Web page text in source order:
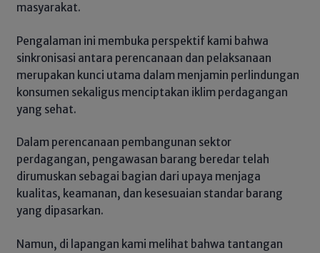
masyarakat.
Pengalaman ini membuka perspektif kami bahwa
sinkronisasi antara perencanaan dan pelaksanaan
merupakan kunci utama dalam menjamin perlindungan
konsumen sekaligus menciptakan iklim perdagangan
yang sehat.
Dalam perencanaan pembangunan sektor
perdagangan, pengawasan barang beredar telah
dirumuskan sebagai bagian dari upaya menjaga
kualitas, keamanan, dan kesesuaian standar barang
yang dipasarkan.
Namun, di lapangan kami melihat bahwa tantangan